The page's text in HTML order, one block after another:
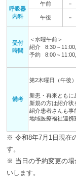
呼吸器
内科
午前 －
午後 －
受付
時間
＜水曜午前＞
紹介 8:30～
予約 8:00～
備考
第2木曜日（午後
新患・再来ともに
新規の方は紹介状
紹介患者さんも事
地域医療福祉連携
※ 令和8年7月1日現在
す。
※ 当日の予約変更の場
いします。